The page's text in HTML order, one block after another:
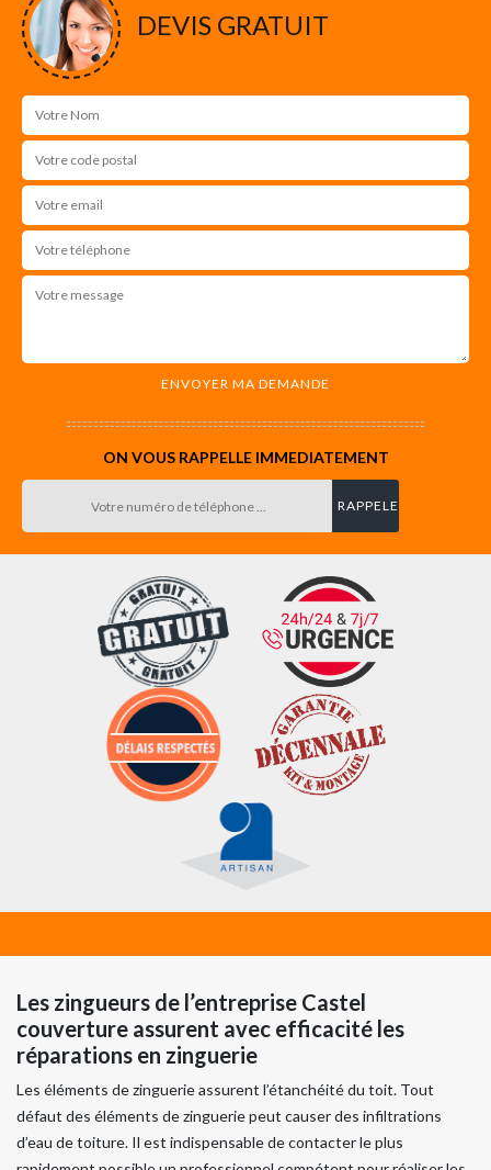
DEVIS GRATUIT
ON VOUS RAPPELLE IMMEDIATEMENT
Les zingueurs de l’entreprise Castel
couverture assurent avec efficacité les
réparations en zinguerie
Les éléments de zinguerie assurent l’étanchéité du toit. Tout
défaut des éléments de zinguerie peut causer des infiltrations
d’eau de toiture. Il est indispensable de contacter le plus